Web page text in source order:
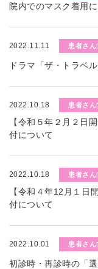
院内でのマスク着用
2022.11.11 患者さん
ドラマ「ザ・トラベ
2022.10.18 患者さん
【令和５年２月２日
付について
2022.10.18 患者さん
【令和４年12月１
付について
2022.10.01 患者さん
初診時・再診時の「